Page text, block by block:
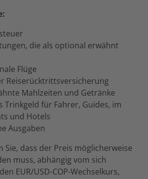
die als optional erwähnt
Flüge
Reiserücktrittsversicherung
Mahlzeiten und Getränke
Trinkgeld für Fahrer, Guides, im
und Hotels
Ausgaben
Sie, dass der Preis möglicherweise
muss, abhängig vom sich
EUR/USD-COP-Wechselkurs,